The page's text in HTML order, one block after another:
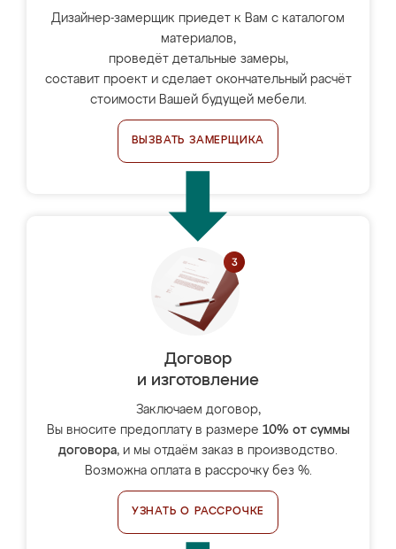
Дизайнер-замерщик приедет к Вам с каталогом
материалов,
проведёт детальные замеры,
составит проект и сделает окончательный расчёт
стоимости Вашей будущей мебели.
ВЫЗВАТЬ ЗАМЕРЩИКА
Договор
и изготовление
Заключаем договор,
Вы вносите предоплату в размере 10% от суммы
договора, и мы отдаём заказ в производство.
Возможна оплата в рассрочку без %.
УЗНАТЬ О РАССРОЧКЕ